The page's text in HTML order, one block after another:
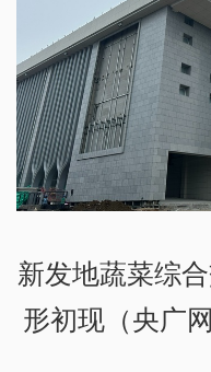
新发地蔬菜综
形初现（央广